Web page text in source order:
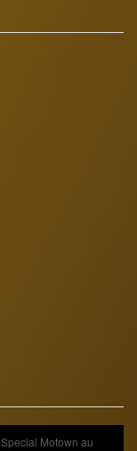
Special Motown au